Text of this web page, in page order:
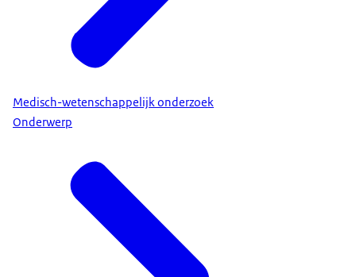
Medisch-wetenschappelijk onderzoek
Onderwerp